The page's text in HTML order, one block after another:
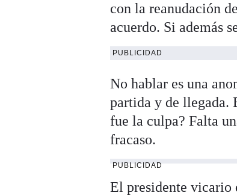
con la reanudación
acuerdo. Si además
PUBLICIDAD
No hablar es una
partida y de llegada.
fue la culpa? Falta
fracaso.
PUBLICIDAD
El presidente vicario